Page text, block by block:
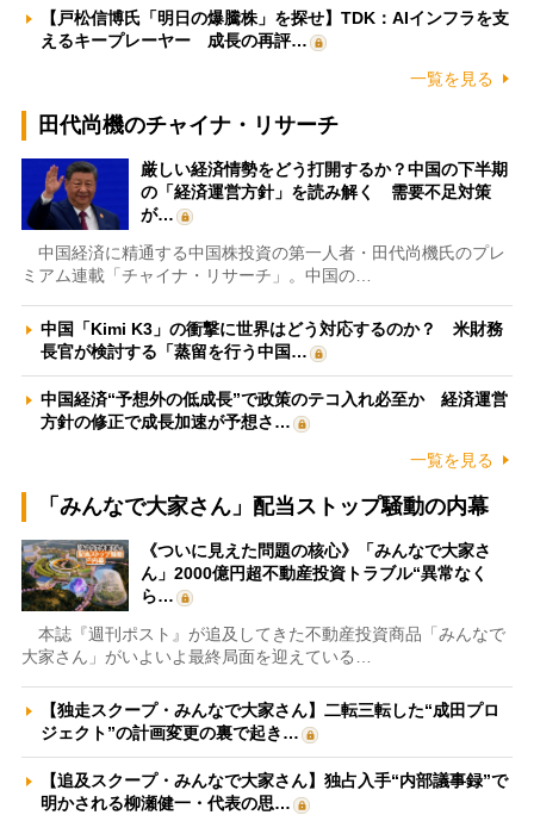
【戸松信博氏「明日の爆騰株」を探せ】TDK：AIインフラを支
えるキープレーヤー 成長の再評…
一覧を見る
田代尚機のチャイナ・リサーチ
厳しい経済情勢をどう打開するか？中国の下半期
の「経済運営方針」を読み解く 需要不足対策
が…
中国経済に精通する中国株投資の第一人者・田代尚機氏のプレ
ミアム連載「チャイナ・リサーチ」。中国の…
中国「Kimi K3」の衝撃に世界はどう対応するのか？ 米財務
長官が検討する「蒸留を行う中国…
中国経済“予想外の低成長”で政策のテコ入れ必至か 経済運営
方針の修正で成長加速が予想さ…
一覧を見る
「みんなで大家さん」配当ストップ騒動の内幕
《ついに見えた問題の核心》「みんなで大家さ
ん」2000億円超不動産投資トラブル“異常なく
ら…
本誌『週刊ポスト』が追及してきた不動産投資商品「みんなで
大家さん」がいよいよ最終局面を迎えている…
【独走スクープ・みんなで大家さん】二転三転した“成田プロ
ジェクト”の計画変更の裏で起き…
【追及スクープ・みんなで大家さん】独占入手“内部議事録”で
明かされる柳瀬健一・代表の思…